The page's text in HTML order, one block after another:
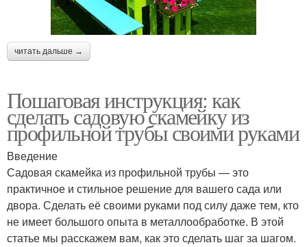
читать дальше →
Пошаговая инструкция: как
сделать садовую скамейку из
профильной трубы своими руками
Введение
Садовая скамейка из профильной трубы — это
практичное и стильное решение для вашего сада или
двора. Сделать её своими руками под силу даже тем, кто
не имеет большого опыта в металлообработке. В этой
статье мы расскажем вам, как это сделать шаг за шагом.